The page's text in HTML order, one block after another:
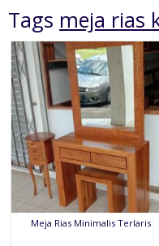
Tags meja rias
Meja Rias Minimalis Terlaris